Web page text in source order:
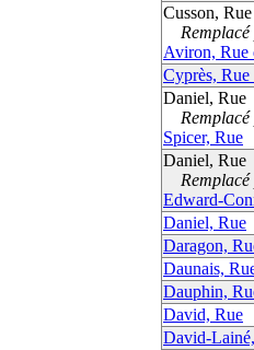
Cusson, Rue
Remplacé
Aviron, Rue
Cyprès, Rue
Daniel, Rue
Remplacé
Spicer, Rue
Daniel, Rue
Remplacé
Edward-
Daniel, Rue
Daragon,
Daunais,
Dauphin,
David, Rue
David-